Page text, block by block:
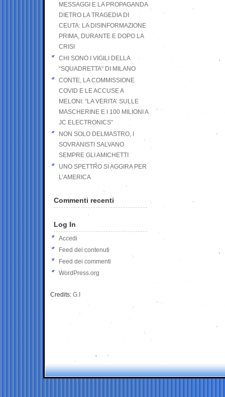
MESSAGGI E LA PROPAGANDA
DIETRO LA TRAGEDIA DI
CEUTA: LA DISINFORMAZIONE
PRIMA, DURANTE E DOPO LA
CRISI
CHI SONO I VIGILI DELLA
“SQUADRETTA” DI MILANO
CONTE, LA COMMISSIONE
COVID E LE ACCUSE A
MELONI: “LA VERITA’ SULLE
MASCHERINE E I 100 MILIONI A
JC ELECTRONICS”
NON SOLO DELMASTRO, I
SOVRANISTI SALVANO
SEMPRE GLI AMICHETTI
UNO SPETTRO SI AGGIRA PER
L’AMERICA
Commenti recenti
Log In
Accedi
Feed dei contenuti
Feed dei commenti
WordPress.org
Credits: G.I